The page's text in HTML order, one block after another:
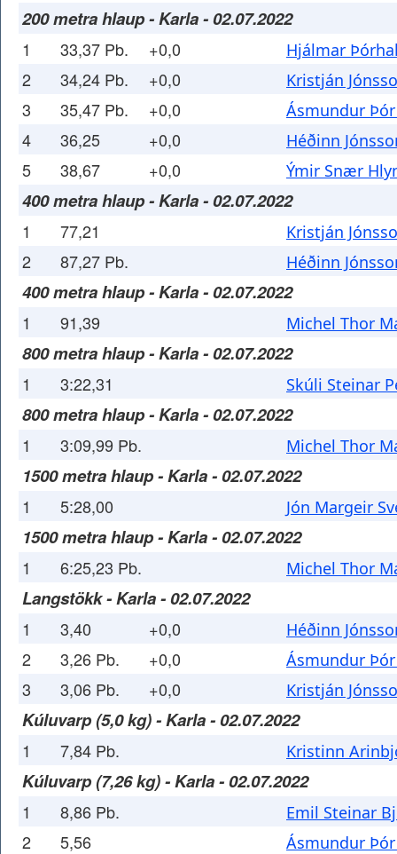
200 metra hlaup - Karla - 02.07.2022
1 33,37 Pb. +0,0 Hjálmar
2 34,24 Pb. +0,0 Kristján
3 35,47 Pb. +0,0 Ásmundur
4 36,25 +0,0 Héðinn
5 38,67 +0,0 Ýmir Snær
400 metra hlaup - Karla - 02.07.2022
1 77,21 Kristján
2 87,27 Pb. Héðinn
400 metra hlaup - Karla - 02.07.2022
1 91,39 Michel Thor
800 metra hlaup - Karla - 02.07.2022
1 3:22,31 Skúli Steinar
800 metra hlaup - Karla - 02.07.2022
1 3:09,99 Pb. Michel Thor
1500 metra hlaup - Karla - 02.07.2022
1 5:28,00 Jón Margeir
1500 metra hlaup - Karla - 02.07.2022
1 6:25,23 Pb. Michel Thor
Langstökk - Karla - 02.07.2022
1 3,40 +0,0 Héðinn
2 3,26 Pb. +0,0 Ásmundur
3 3,06 Pb. +0,0 Kristján
Kúluvarp (5,0 kg) - Karla - 02.07.2022
1 7,84 Pb. Kristinn
Kúluvarp (7,26 kg) - Karla - 02.07.2022
1 8,86 Pb. Emil Steinar
2 5,56 Ásmundur